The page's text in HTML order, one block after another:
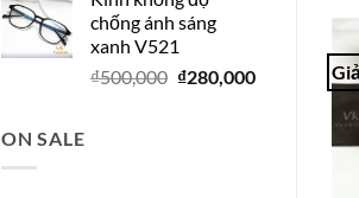
₫280,000.
₫150,000.
chống ánh sáng
xanh V521
₫500,000 Giá
₫280,000Giá
ON SALE